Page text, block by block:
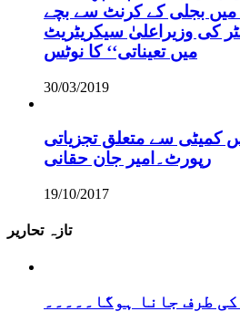
بجلی کے کرنٹ سے بچے
کی وزیراعلیٰ سیکریٹریٹ
میں تعیناتی‘‘ کا نوٹس
30/03/2019
کمیٹی سے متعلق تجزیاتی
رپورٹ۔امیر جان حقانی
19/10/2017
تازہ تحاریر
طرف جانا ہوگا۔۔۔۔۔